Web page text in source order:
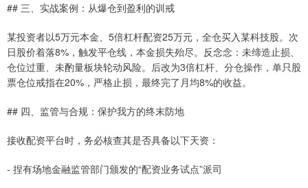
## 三、实战案例：从爆仓到盈利的训戒
某投资者以5万元本金、5倍杠杆配资25万元，全仓买入某科技股。次
日股价着落8%，触发平仓线，本金损失殆尽。反念念：未缔造止损、
仓位过重、未酌量板块轮动风险。后改为3倍杠杆、分仓操作，单只股
票仓位戒指在20%，严格止损，最终完了月均8%的收益。
## 四、监管与合规：保护我方的终末防地
接收配资平台时，务必核查其是否具备以下天资：
- 捏有场地金融监管部门颁发的“配资业务试点”派司